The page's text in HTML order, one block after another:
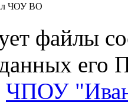
файлы
его
ЧПОУ